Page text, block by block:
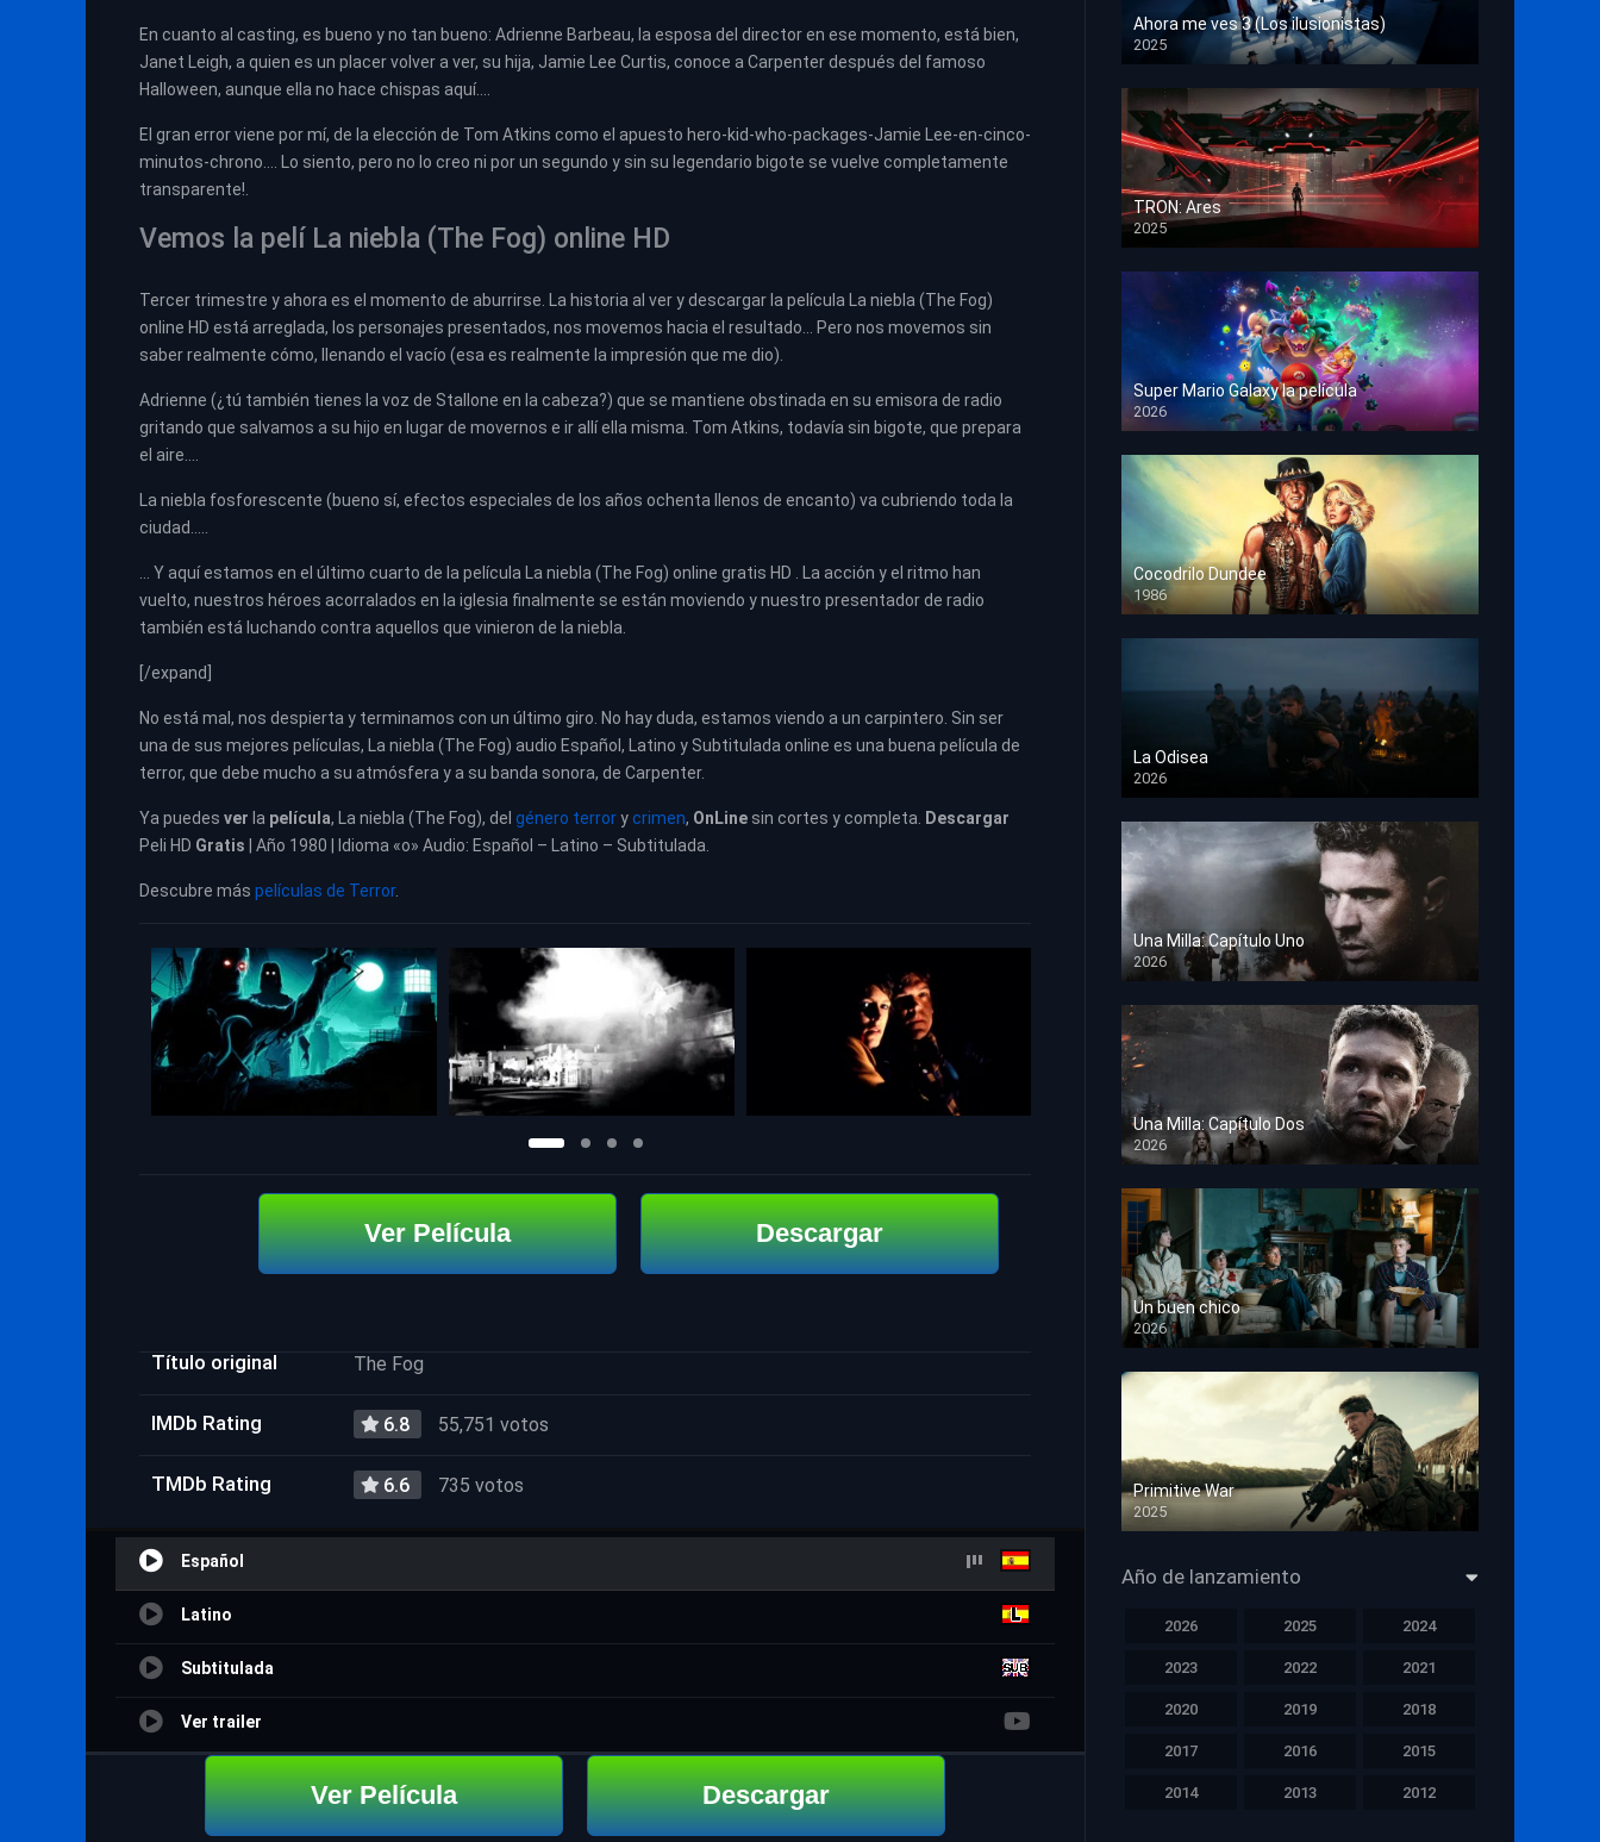
En cuanto al casting, es bueno y no tan bueno: Adrienne Barbeau, la esposa del director en ese momento, está bien,
Janet Leigh, a quien es un placer volver a ver, su hija, Jamie Lee Curtis, conoce a Carpenter después del famoso
Halloween, aunque ella no hace chispas aquí….
El gran error viene por mí, de la elección de Tom Atkins como el apuesto hero-kid-who-packages-Jamie Lee-en-cinco-
minutos-chrono…. Lo siento, pero no lo creo ni por un segundo y sin su legendario bigote se vuelve completamente
transparente!.
Vemos la pelí La niebla (The Fog) online HD
Tercer trimestre y ahora es el momento de aburrirse. La historia al ver y descargar la película La niebla (The Fog)
online HD está arreglada, los personajes presentados, nos movemos hacia el resultado… Pero nos movemos sin
saber realmente cómo, llenando el vacío (esa es realmente la impresión que me dio).
Adrienne (¿tú también tienes la voz de Stallone en la cabeza?) que se mantiene obstinada en su emisora de radio
gritando que salvamos a su hijo en lugar de movernos e ir allí ella misma. Tom Atkins, todavía sin bigote, que prepara
el aire….
La niebla fosforescente (bueno sí, efectos especiales de los años ochenta llenos de encanto) va cubriendo toda la
ciudad…..
… Y aquí estamos en el último cuarto de la película La niebla (The Fog) online gratis HD . La acción y el ritmo han
vuelto, nuestros héroes acorralados en la iglesia finalmente se están moviendo y nuestro presentador de radio
también está luchando contra aquellos que vinieron de la niebla.
[/expand]
No está mal, nos despierta y terminamos con un último giro. No hay duda, estamos viendo a un carpintero. Sin ser
una de sus mejores películas, La niebla (The Fog) audio Español, Latino y Subtitulada online es una buena película de
terror, que debe mucho a su atmósfera y a su banda sonora, de Carpenter.
Ya puedes ver la película, La niebla (The Fog), del género terrorycrimen, OnLine sin cortes y completa.
Descargar
Peli HD Gratis | Año 1980 | Idioma «o» Audio: Español – Latino – Subtitulada.
Descubre más películas de Terror.
Ver Película Descargar
Título original The Fog
IMDb Rating 6.8 55,751 votos
TMDb Rating 6.6 735 votos
Español
Latino
Subtitulada
Ver trailer
Ver Película Descargar
Ahora me ves 3 (Los ilusionistas)
2025
HD 1080p
TRON: Ares
2025
HD 1080p
Super Mario Galaxy la película
2026
HD 1080p
Cocodrilo Dundee
1986
HD 1080p
La Odisea
2026
TS Screener
Una Milla: Capítulo Uno
2026
HD 1080p
Una Milla: Capítulo Dos
2026
HD 1080p
Un buen chico
2026
HD 1080p
Primitive War
2025
HD 1080p
Año de lanzamiento
2026 2025 2024
2023 2022 2021
2020 2019 2018
2017 2016 2015
2014 2013 2012